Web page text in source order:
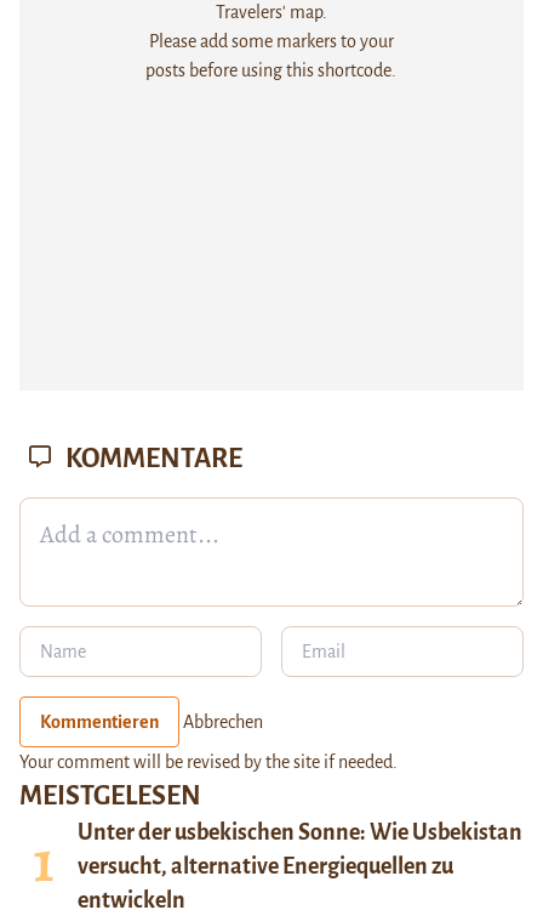
Travelers' map.
Please add some markers to your
posts before using this shortcode.
MEISTGELESEN
Unter der usbekischen Sonne: Wie Usbekistan
versucht, alternative Energiequellen zu
entwickeln
KOMMENTARE
Kommentieren Abbrechen
Your comment will be revised by the site if needed.